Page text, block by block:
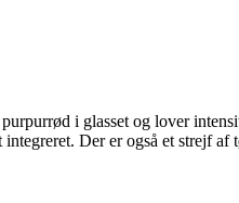
i glasset og lover
Der er også et strejf